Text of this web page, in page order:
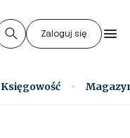
Zaloguj się
Księgowość